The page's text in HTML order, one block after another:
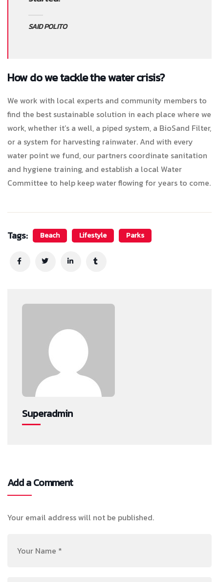
SAID POLITO
How do we tackle the water crisis?
We work with local experts and community members to
find the best sustainable solution in each place where we
work, whether it’s a well, a piped system, a BioSand Filter,
or a system for harvesting rainwater. And with every
water point we fund, our partners coordinate sanitation
and hygiene training, and establish a local Water
Committee to help keep water flowing for years to come.
Tags: Beach Lifestyle Parks
Superadmin
Add a Comment
Your email address will not be published.